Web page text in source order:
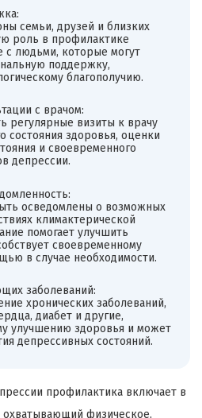
семьи, друзей и близких
роль в профилактике
с людьми, которые могут
поддержку,
благополучию.
с врачом:
регулярные визиты к врачу
состояния здоровья, оценки
и своевременного
депрессии.
осведомлены о возможных
климактерической
помогает улучшить
своевременному
в случае необходимости.
заболеваний:
хронических заболеваний,
диабет и другие,
улучшению здоровья и может
депрессивных состояний.
профилактика включает в
физическое,